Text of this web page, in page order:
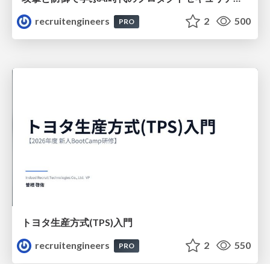
recruitengineers
PRO 2 500
トヨタ⽣産⽅式(TPS)⼊⾨
recruitengineers
PRO 2 550